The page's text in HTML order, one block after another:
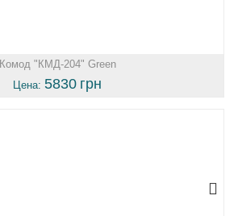
Комод "КМД-204" Green
Цена: 5830 грн